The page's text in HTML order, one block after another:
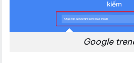
Google